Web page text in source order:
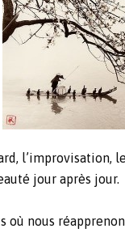
l’improvisation,
jour après jour.
nous